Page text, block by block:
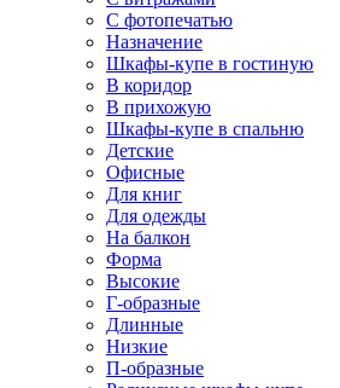
С фотопечатью
Назначение
Шкафы-купе в гостиную
В коридор
В прихожую
Шкафы-купе в спальню
Детские
Офисные
Для книг
Для одежды
На балкон
Форма
Высокие
Г-образные
Длинные
Низкие
П-образные